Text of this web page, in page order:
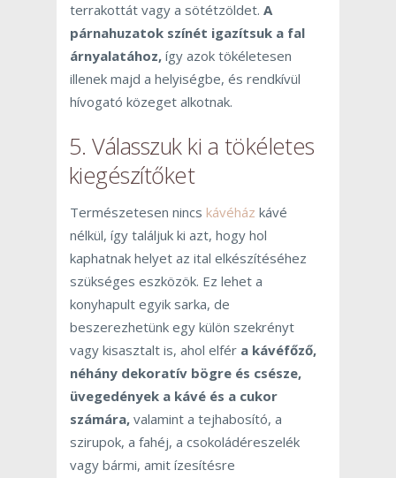
terrakottát vagy a sötétzöldet. A
párnahuzatok színét igazítsuk a fal
árnyalatához, így azok tökéletesen
illenek majd a helyiségbe, és rendkívül
hívogató közeget alkotnak.
5. Válasszuk ki a tökéletes
kiegészítőket
Természetesen nincs kávéház kávé
nélkül, így találjuk ki azt, hogy hol
kaphatnak helyet az ital elkészítéséhez
szükséges eszközök. Ez lehet a
konyhapult egyik sarka, de
beszerezhetünk egy külön szekrényt
vagy kisasztalt is, ahol elfér a kávéfőző,
néhány dekoratív bögre és csésze,
üvegedények a kávé és a cukor
számára, valamint a tejhabosító, a
szirupok, a fahéj, a csokoládéreszelék
vagy bármi, amit ízesítésre